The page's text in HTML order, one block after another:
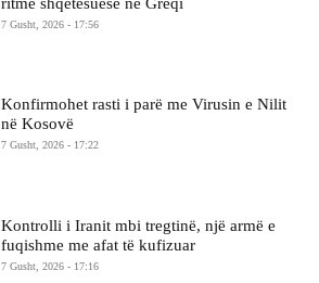
7 Gusht, 2026 - 17:56
Konfirmohet rasti i parë me Virusin e Nilit
në Kosovë
7 Gusht, 2026 - 17:22
Kontrolli i Iranit mbi tregtinë, një armë e
fuqishme me afat të kufizuar
7 Gusht, 2026 - 17:16